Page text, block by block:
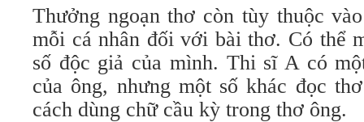
Thưởng ngoạn thơ còn tùy thuộc
mỗi cá nhân đối với bài thơ. Có thể
số độc giả của mình. Thi sĩ A có
của ông, nhưng một số khác đọc
cách dùng chữ cầu kỳ trong thơ ông.